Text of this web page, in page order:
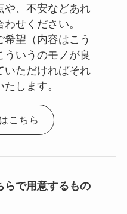
や、不安などあれ
せください。
望（内容はこう
ういうのモノが良
いただければそれ
します。
こちら
らで用意するもの